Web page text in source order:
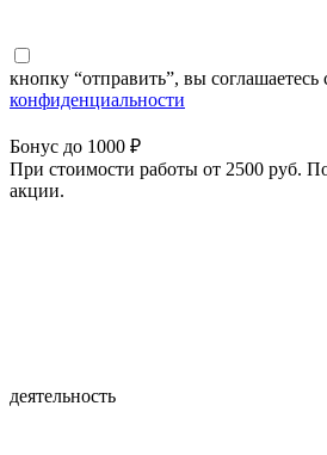
кнопку “отправить”, вы соглашаетесь
конфиденциальности
Бонус до 1000 ₽
При стоимости работы от 2500 руб.
акции.
деятельность